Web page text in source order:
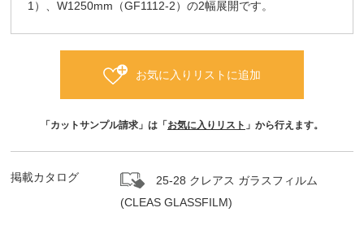
1）、W1250mm（GF1112-2）の2幅展開です。
お気に入りリストに追加
「カットサンプル請求」は「 お気に入りリスト 」から行えます。
掲載カタログ
25-28 クレアス ガラスフィルム
(CLEAS GLASSFILM)